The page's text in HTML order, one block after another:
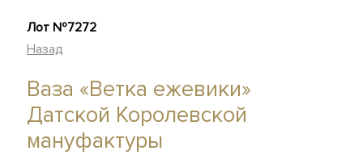
Лот №7272
Назад
Ваза «Ветка ежевики»
Датской Королевской
мануфактуры